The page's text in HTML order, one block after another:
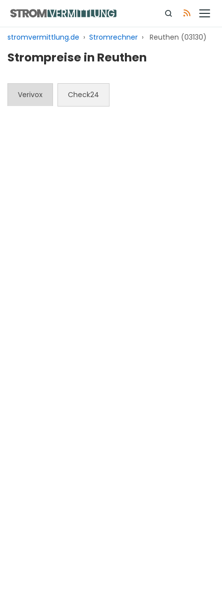
Inhalt
springen
stromvermittlung.de › Stromrechner › Reuthen (03130)
Strompreise in Reuthen
Verivox Check24